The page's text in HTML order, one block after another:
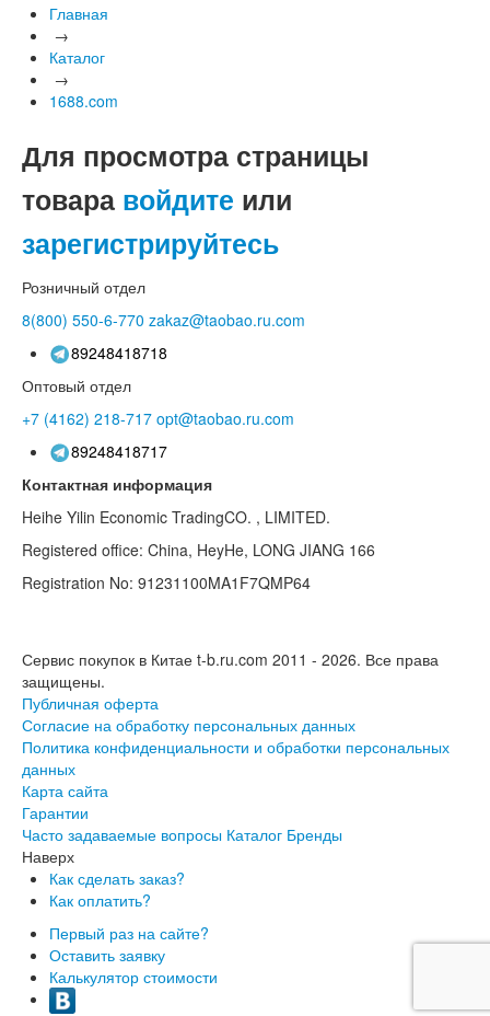
Главная
→
Каталог
→
1688.com
Для просмотра страницы
товара войдите или
зарегистрируйтесь
Розничный отдел
8(800) 550-6-770 zakaz@taobao.ru.com
89248418718
Оптовый отдел
+7 (4162) 218-717 opt@taobao.ru.com
89248418717
Контактная информация
Heihe Yilin Economic TradingCO. , LIMITED.
Registered office: China, HeyHe, LONG JIANG 166
Registration No: 91231100MA1F7QMP64
Сервис покупок в Китае t-b.ru.com 2011 - 2026. Все права
защищены.
Публичная оферта
Согласие на обработку персональных данных
Политика конфиденциальности и обработки персональных
данных
Карта сайта
Гарантии
Часто задаваемые вопросы Каталог Бренды
Наверх
Как сделать заказ?
Как оплатить?
Первый раз на сайте?
Оставить заявку
Калькулятор стоимости